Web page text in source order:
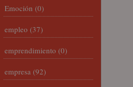
Emoción (0)
empleo (37)
emprendimiento (0)
empresa (92)